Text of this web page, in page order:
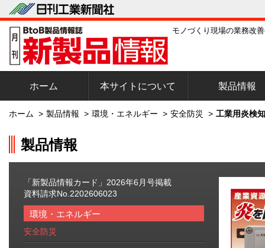
モノづくり現場の業務改
ホーム 本サイトについて 製品情報
ホーム > 製品情報 > 環境・エネルギー > 安全防災 > 工業用炎検
製品情報
「新製品情報カード」2026年6月号掲載
資料請求No.2202606023
環境・エネルギー
安全防災